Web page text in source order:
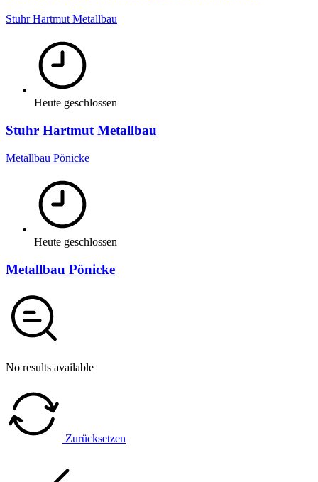
Stuhr Hartmut Metallbau
Heute geschlossen
Stuhr Hartmut Metallbau
Metallbau Pönicke
Heute geschlossen
Metallbau Pönicke
No results available
Zurücksetzen